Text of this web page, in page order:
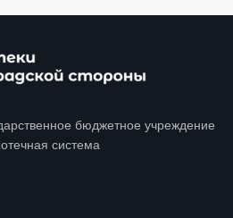
бюджетное учреждение
система